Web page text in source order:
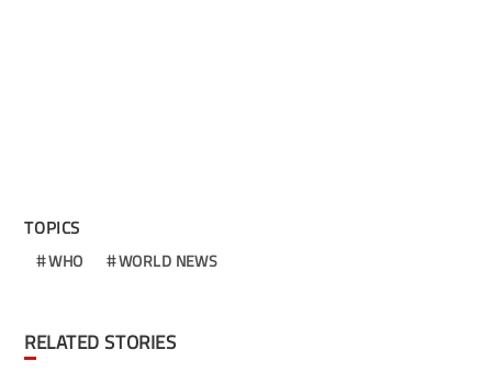
TOPICS
WHO WORLD NEWS
RELATED STORIES